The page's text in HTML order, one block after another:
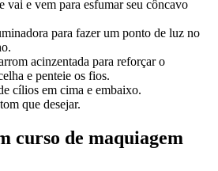
vai e vem para esfumar seu côncavo
para fazer um ponto de luz no
acinzentada para reforçar o
e penteie os fios.
cílios em cima e embaixo.
que desejar.
curso de maquiagem